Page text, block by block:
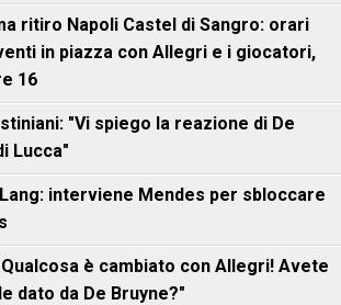
ritiro Napoli Castel di Sangro: orari
in piazza con Allegri e i giocatori,
16
"Vi spiego la reazione di De
Lucca"
interviene Mendes per sbloccare
è cambiato con Allegri! Avete
dato da De Bruyne?"